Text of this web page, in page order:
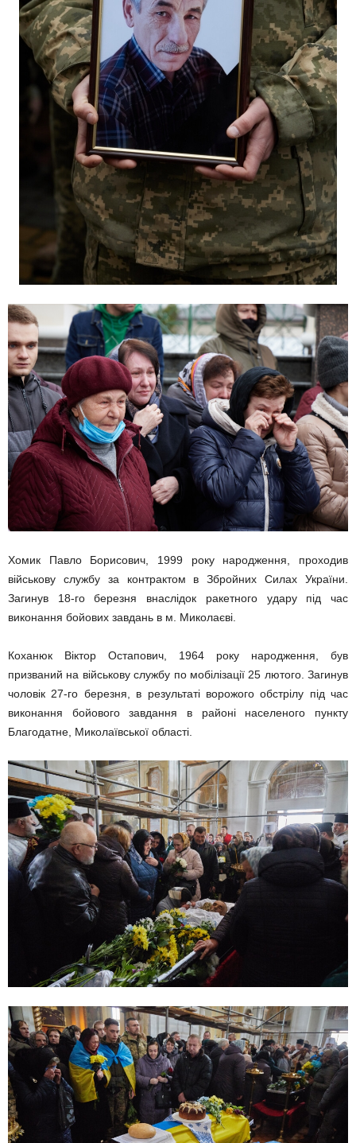
Хомик Павло Борисович, 1999 року народження, проходив
військову службу за контрактом в Збройних Силах України.
Загинув 18-го березня внаслідок ракетного удару під час
виконання бойових завдань в м. Миколаєві.
Коханюк Віктор Остапович, 1964 року народження, був
призваний на військову службу по мобілізації 25 лютого. Загинув
чоловік 27-го березня, в результаті ворожого обстрілу під час
виконання бойового завдання в районі населеного пункту
Благодатне, Миколаївської області.